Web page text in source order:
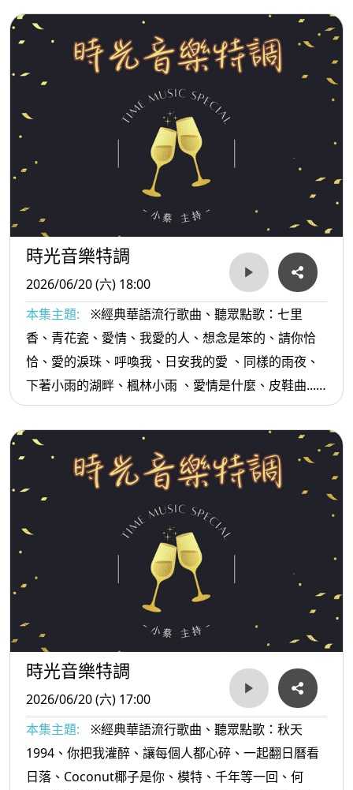
時光音樂特調
2026/06/20 (六) 18:00
本集主題:
※經典華語流行歌曲、聽眾點歌：七里
香、青花瓷、愛情、我愛的人、想念是笨的、請你恰
恰、愛的淚珠、呼喚我、日安我的愛 、同樣的雨夜、
下著小雨的湖畔、楓林小雨 、愛情是什麼、皮鞋曲...
等。
時光音樂特調
2026/06/20 (六) 17:00
本集主題:
※經典華語流行歌曲、聽眾點歌：秋天
1994、你把我灌醉、讓每個人都心碎、一起翻日曆看
日落、Coconut椰子是你、模特、千年等一回、何